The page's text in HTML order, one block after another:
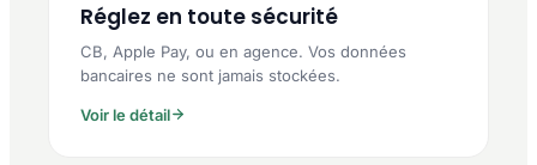
Réglez en toute sécurité
CB, Apple Pay, ou en agence. Vos données
bancaires ne sont jamais stockées.
Voir le détail